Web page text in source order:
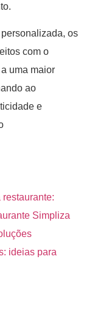
os
com o
uma maior
ao
e
restaurante:
Simpliza
ideias para